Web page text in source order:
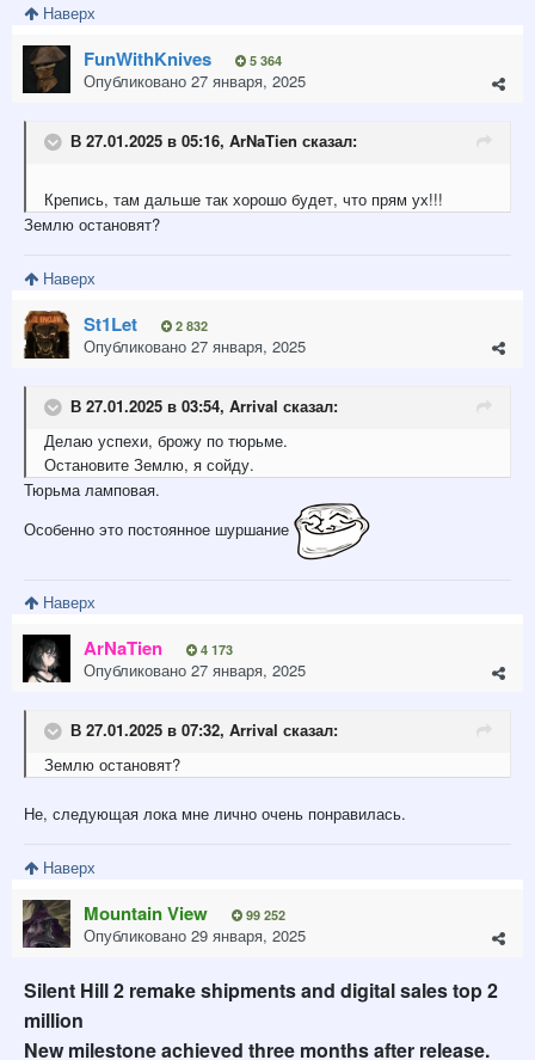
Наверх
FunWithKnives 5 364
Опубликовано 27 января, 2025
В 27.01.2025 в 05:16, ArNaTien сказал:
Крепись, там дальше так хорошо будет, что прям ух!!!
Землю остановят?
Наверх
St1Let 2 832
Опубликовано 27 января, 2025
В 27.01.2025 в 03:54, Arrival сказал:
Делаю успехи, брожу по тюрьме.
Остановите Землю, я сойду.
Тюрьма ламповая.
Особенно это постоянное шуршание
Наверх
ArNaTien 4 173
Опубликовано 27 января, 2025
В 27.01.2025 в 07:32, Arrival сказал:
Землю остановят?
Не, следующая лока мне лично очень понравилась.
Наверх
Mountain View 99 252
Опубликовано 29 января, 2025
Silent Hill 2 remake shipments and digital sales top 2
million
New milestone achieved three months after release.